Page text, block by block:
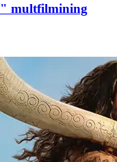
multfilmining